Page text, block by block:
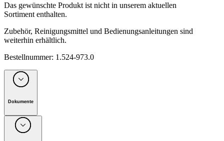
Das gewünschte Produkt ist nicht in unserem aktuellen
Sortiment enthalten.
Zubehör, Reinigungsmittel und Bedienungsanleitungen sind
weiterhin erhältlich.
Bestellnummer: 1.524-973.0
Dokumente
Unternehmen: Alfred Kärcher Vertriebs-GmbH, D-71364
Winnenden